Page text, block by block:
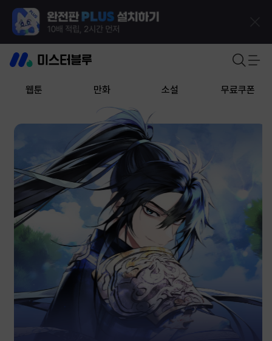
웹툰 만화 소설 무료쿠폰